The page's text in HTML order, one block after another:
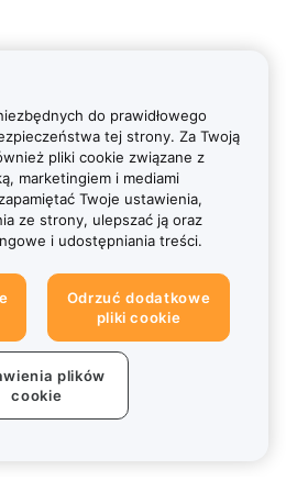
do prawidłowego
tej strony. Za Twoją
pliki cookie związane z
marketingiem i mediami
Twoje ustawienia,
ze strony, ulepszać ją oraz
i udostępniania treści.
Odrzuć dodatkowe
pliki cookie
plików
cookie